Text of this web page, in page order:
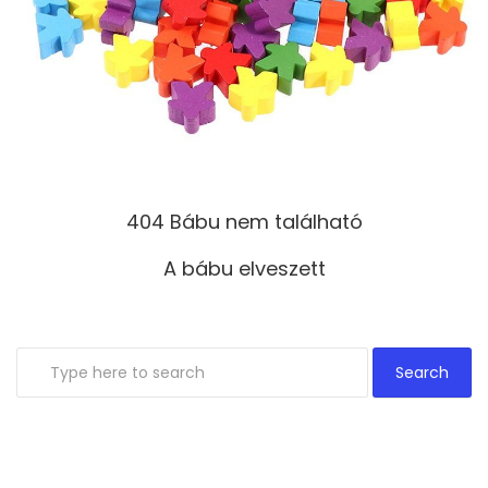
404 Bábu nem található
A bábu elveszett
Search